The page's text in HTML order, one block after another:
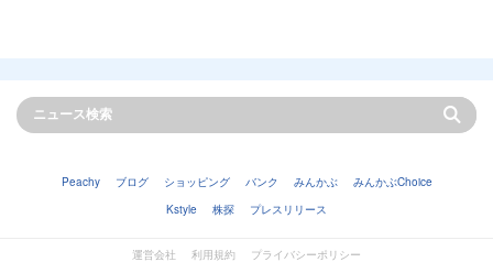
Peachy ブログ ショッピング バンク みんかぶ
みんかぶChoice
Kstyle
株探 プレスリリース
運営会社 利用規約 プライバシーポリシー